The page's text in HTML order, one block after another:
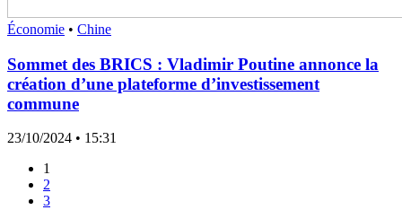
Économie • Chine
Sommet des BRICS : Vladimir Poutine annonce la
création d’une plateforme d’investissement
commune
23/10/2024 • 15:31
1
2
3